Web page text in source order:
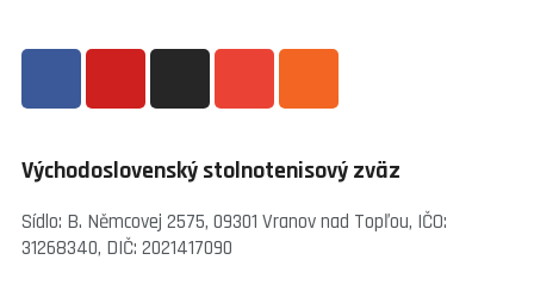
Východoslovenský stolnotenisový zväz
Sídlo: B. Němcovej 2575, 09301 Vranov nad Topľou, IČO:
31268340, DIČ: 2021417090